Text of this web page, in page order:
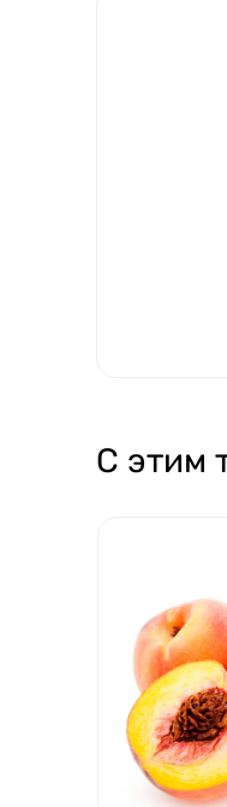
С этим